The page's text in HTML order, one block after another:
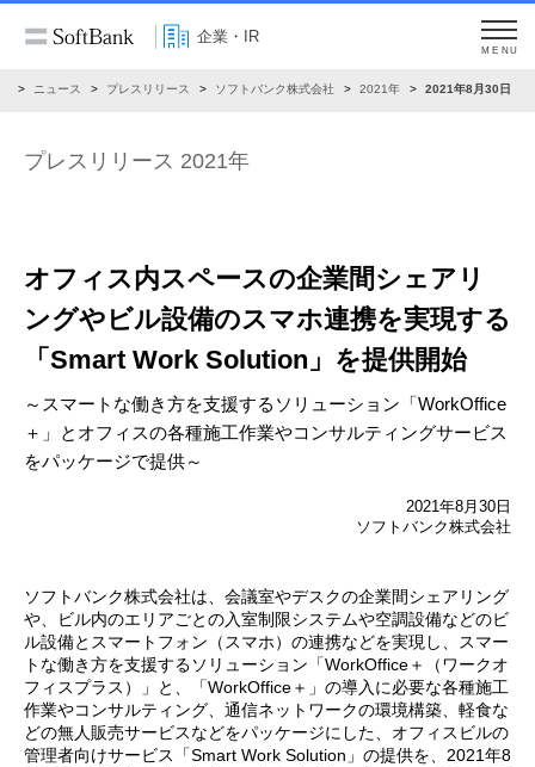
企業・IR
MENU
ニュース プレスリリース ソフトバンク株式会社 2021年 2021年8月30日
プレスリリース 2021年
オフィス内スペースの企業間シェアリ
ングや ビル設備のスマホ連携を実現する
「Smart Work Solution」を提供開始
～スマートな働き方を支援するソリューション「WorkOffice
＋」と オフィスの各種施工作業やコンサルティングサービス
をパッケージで提供～
2021年8月30日
ソフトバンク株式会社
ソフトバンク株式会社は、会議室やデスクの企業間シェアリング
や、ビル内のエリアごとの入室制限システムや空調設備などのビ
ル設備とスマートフォン（スマホ）の連携などを実現し、スマー
トな働き方を支援するソリューション「WorkOffice＋（ワークオ
フィスプラス）」と、「WorkOffice＋」の導入に必要な各種施工
作業やコンサルティング、通信ネットワークの環境構築、軽食な
どの無人販売サービスなどをパッケージにした、オフィスビルの
管理者向けサービス「Smart Work Solution」の提供を、2021年8